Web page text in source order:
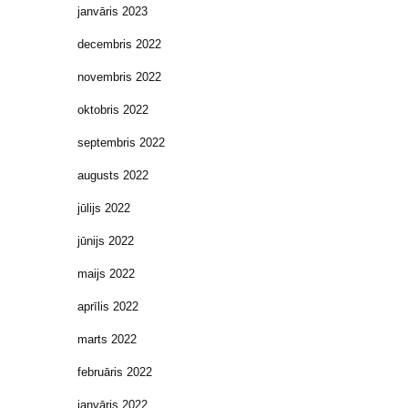
janvāris 2023
decembris 2022
novembris 2022
oktobris 2022
septembris 2022
augusts 2022
jūlijs 2022
jūnijs 2022
maijs 2022
aprīlis 2022
marts 2022
februāris 2022
janvāris 2022